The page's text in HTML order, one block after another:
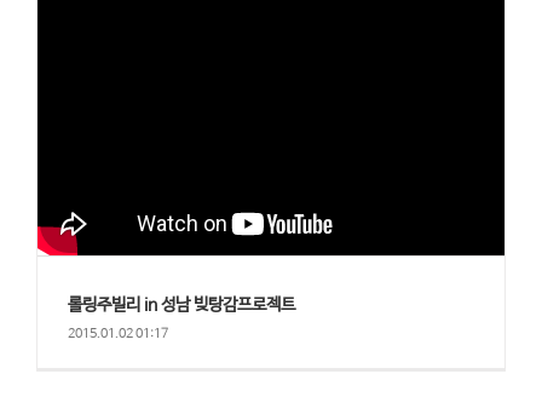
롤링주빌리 in 성남 빚탕감프로젝트
2015.01.02 01:17